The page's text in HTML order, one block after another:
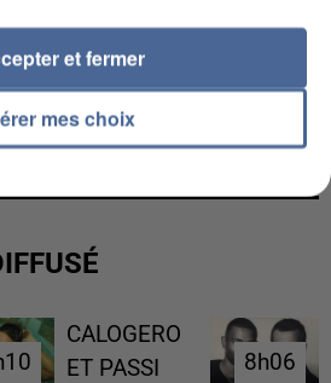
DE LA DZ MAFIA
CALOGERO
ET PASSI
8h06
8h06
mes choix
et fermer